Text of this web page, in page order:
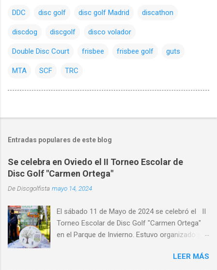
DDC disc golf disc golf Madrid discathon
discdog discgolf disco volador
Double Disc Court frisbee frisbee golf guts
MTA SCF TRC
Entradas populares de este blog
Se celebra en Oviedo el II Torneo Escolar de
Disc Golf "Carmen Ortega"
DeDiscgolfista mayo 14, 2024
El sábado 11 de Mayo de 2024 se celebró el II
Torneo Escolar de Disc Golf "Carmen Ortega"
en el Parque de Invierno. Estuvo organizado por
de CRK Disc Golf e INNOVA Discs y con la
LEER MÁS